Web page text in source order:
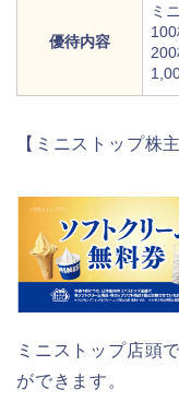
優待内容
ミ
【ミニストップ株
ミニストップ店頭
ができます。